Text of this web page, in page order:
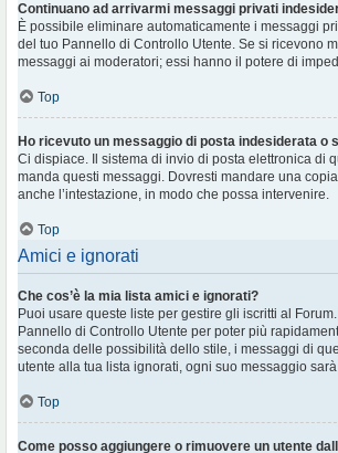
Continuano ad arrivarmi messaggi privati
È possibile eliminare automaticamente i messaggi
del tuo Pannello di Controllo Utente. Se si ricevono
messaggi ai moderatori; essi hanno il potere di
Top
Ho ricevuto un messaggio di posta indesiderata o
Ci dispiace. Il sistema di invio di posta elettronica di
manda questi messaggi. Dovresti mandare una
anche l’intestazione, in modo che possa intervenire.
Top
Amici e ignorati
Che cos’è la mia lista amici e ignorati?
Puoi usare queste liste per gestire gli iscritti al
Pannello di Controllo Utente per poter più
seconda delle possibilità dello stile, i messaggi di
utente alla tua lista ignorati, ogni suo messaggio
Top
Come posso aggiungere o rimuovere un utente